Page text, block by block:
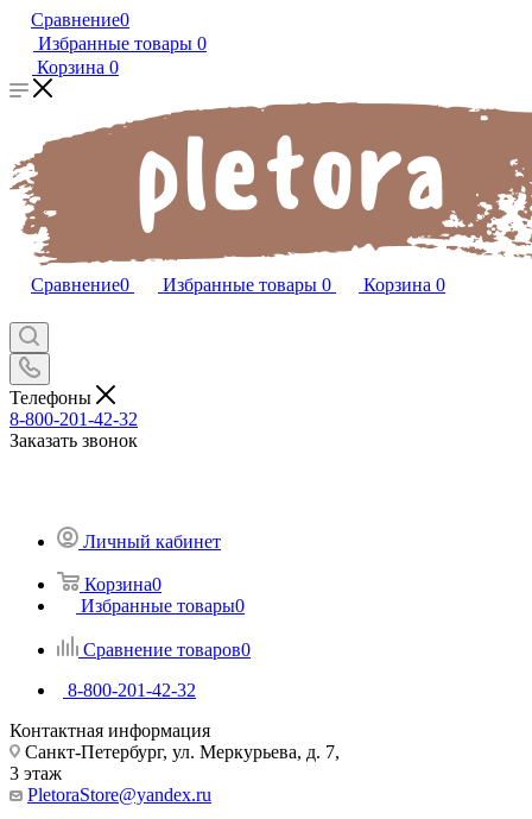
Сравнение0
Избранные товары 0
Корзина 0
Сравнение0 Избранные товары 0 Корзина 0
Телефоны
8-800-201-42-32
Заказать звонок
Личный кабинет
Корзина0
Избранные товары0
Сравнение товаров0
8-800-201-42-32
Контактная информация
Санкт-Петербург, ул. Меркурьева, д. 7,
3 этаж
PletoraStore@yandex.ru